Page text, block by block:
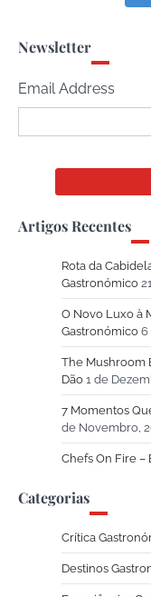
Newsletter
Email Address
Artigos Recentes
Rota da
Gastronómico
O Novo Luxo à
Gastronómico 6
The Mushroom
Dão 1 de
7 Momentos
de Novembro,
Chefs On Fire –
Categorias
Crítica
Destinos